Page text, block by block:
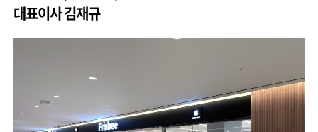
대표이사 김재규